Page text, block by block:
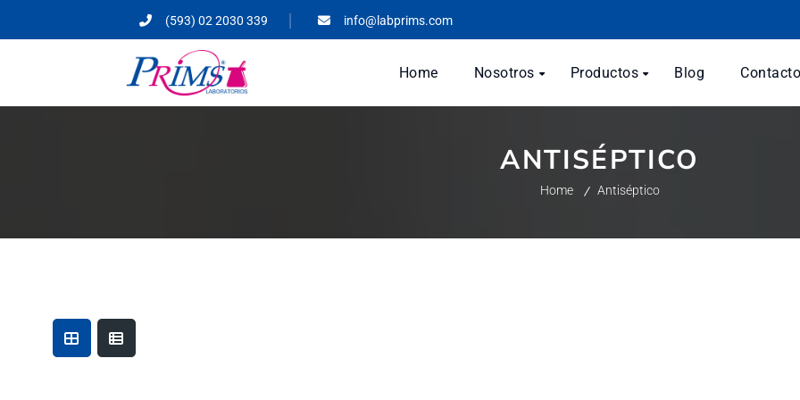
(593) 02 2030 339 info@labprims.com
Home Nosotros Productos Blog
ANTISÉPTICO
Home Antiséptico